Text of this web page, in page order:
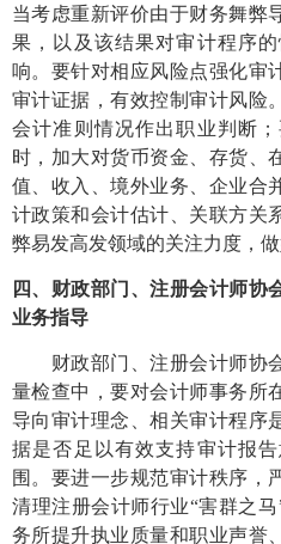
当考虑重新评价由于财务舞弊
果，以及该结果对审计程序
响。要针对相应风险点强化审
审计证据，有效控制审计风险
会计准则情况作出职业判断
时，加大对货币资金、存货、
值、收入、境外业务、企业合
计政策和会计估计、关联方关
弊易发高发领域的关注力度，
四、财政部门、注册会计师协
业务指导
财政部门、注册会计师协
量检查中，要对会计师事务所
导向审计理念、相关审计程序
据是否足以有效支持审计报
围。要进一步规范审计秩序，
清理注册会计师行业“害群之
务所提升执业质量和职业声誉